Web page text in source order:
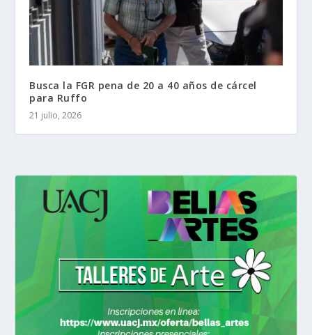
Busca la FGR pena de 20 a 40 años de cárcel
para Ruffo
21 julio, 2026